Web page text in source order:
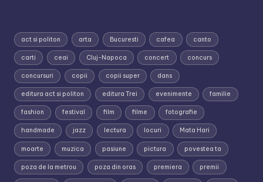
act si politon arta Bucuresti cafea canto
carti ceai Cluj-Napoca concert concurs
concursuri copii copii super dans
editura act si politon editura Trei evenimente familie
fashion festival film filme fotografie
handmade jazz lectura locuri Mata Hari
moarte muzica pasiune pictura povestea ta
poza de la metrou poza din oras premiera premii